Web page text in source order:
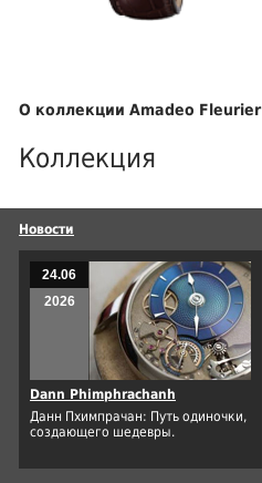
О коллекции Amadeo Fleurier
Коллекция
Новости
24.06
2026
Dann Phimphrachanh
Данн Пхимпрачан: Путь одиночки,
создающего шедевры.